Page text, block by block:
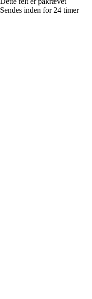
Sendes inden for 24 timer